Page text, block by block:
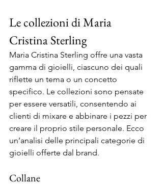
Le collezioni di Maria
Cristina Sterling
Maria Cristina Sterling offre una vasta
gamma di gioielli, ciascuno dei quali
riflette un tema o un concetto
specifico. Le collezioni sono pensate
per essere versatili, consentendo ai
clienti di mixare e abbinare i pezzi per
creare il proprio stile personale. Ecco
un’analisi delle principali categorie di
gioielli offerte dal brand.
Collane